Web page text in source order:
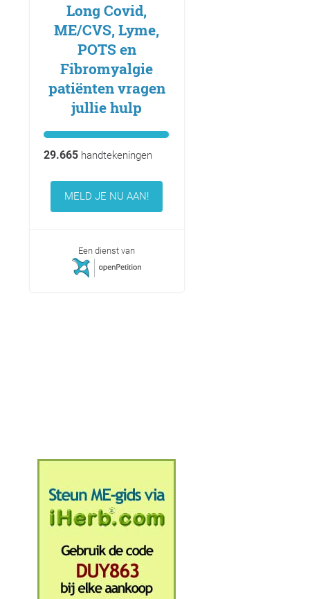
Long Covid,
ME/CVS, Lyme,
POTS en
Fibromyalgie
patiënten vragen
jullie hulp
29.665handtekeningen
MELD JE NU AAN!
Een dienst van